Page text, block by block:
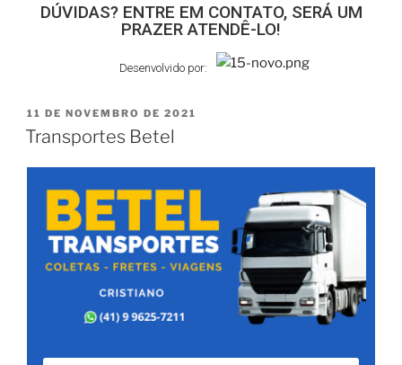
DÚVIDAS? ENTRE EM CONTATO, SERÁ UM
PRAZER ATENDÊ-LO!
Desenvolvido por:
11 DE NOVEMBRO DE 2021
Transportes Betel